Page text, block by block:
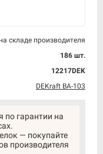
на складе производителя
186 шт.
12217DEK
DEKraft ВА-103
по гарантии на
— покупайте
производителя